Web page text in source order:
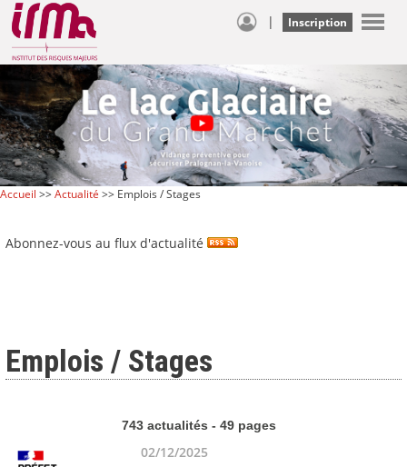
| Inscription
Accueil >>Actualité >> Emplois / Stages
Abonnez-vous au flux d'actualité
Emplois / Stages
743 actualités - 49 pages
02/12/2025